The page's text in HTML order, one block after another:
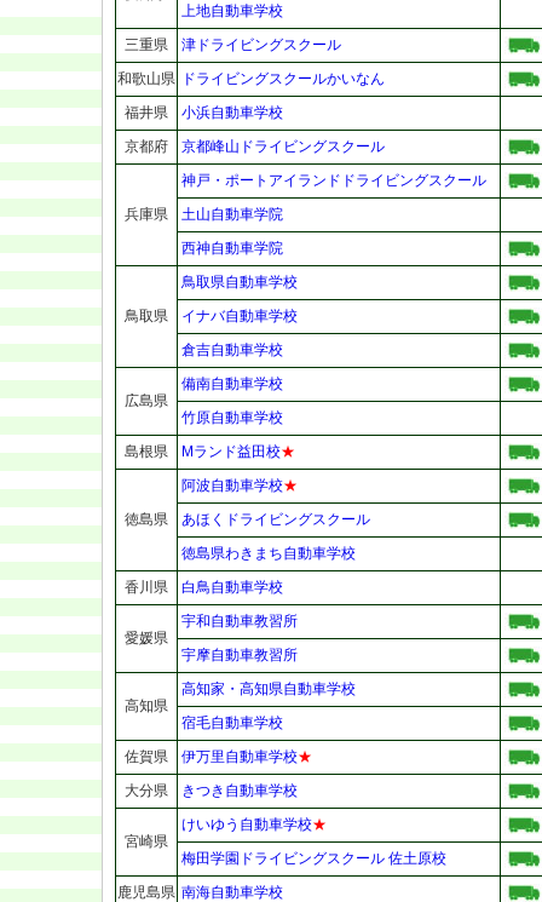
上地自動車学校
三重県
津ドライビングスクール
和歌山県
ドライビングスクールかいなん
福井県
小浜自動車学校
京都府
京都峰山ドライビングスクール
兵庫県
神戸・ポートアイランドドライビングスクール
土山自動車学院
西神自動車学院
鳥取県
鳥取県自動車学校
イナバ自動車学校
倉吉自動車学校
広島県
備南自動車学校
竹原自動車学校
島根県
Mランド益田校★
徳島県
阿波自動車学校★
あほくドライビングスクール
徳島県わきまち自動車学校
香川県
白鳥自動車学校
愛媛県
宇和自動車教習所
宇摩自動車教習所
高知県
高知家・高知県自動車学校
宿毛自動車学校
佐賀県
伊万里自動車学校★
大分県
きつき自動車学校
宮崎県
けいゆう自動車学校★
梅田学園ドライビングスクール 佐土原校
鹿児島県 南海自動車学校